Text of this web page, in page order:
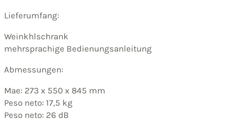
Lieferumfang:
Weinkhlschrank
mehrsprachige Bedienungsanleitung
Abmessungen:
Mae: 273 x 550 x 845 mm
Peso neto: 17,5 kg
Peso neto: 26 dB